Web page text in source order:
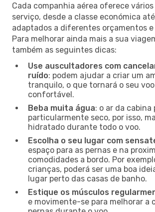
Cada companhia aérea oferece
serviço, desde a classe económica
adaptados a diferentes orçamentos
Para melhorar ainda mais a sua
também as seguintes dicas:
Use auscultadores com
ruído: podem ajudar a criar um
tranquilo, o que tornará o seu
confortável.
Beba muita água: o ar da cabina
particularmente seco, por isso,
hidratado durante todo o voo.
Escolha o seu lugar com
espaço para as pernas e na
comodidades a bordo. Por
crianças, poderá ser uma boa
lugar perto das casas de banho.
Estique os músculos
e movimente-se para melhorar a